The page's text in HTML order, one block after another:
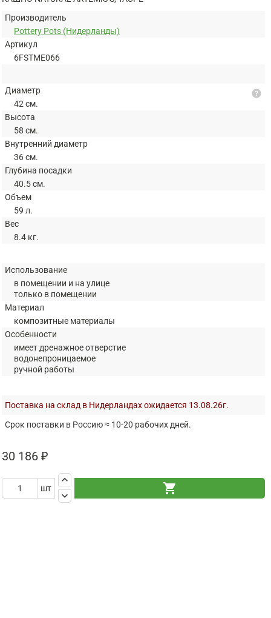
Производитель
Pottery Pots (Нидерланды)
Артикул
6FSTME066
Диаметр
42 см.
Высота
58 см.
Внутренний диаметр
36 см.
Глубина посадки
40.5 см.
Объем
59 л.
Вес
8.4 кг.
help
Использование
в помещении и на улице
только в помещении
Материал
композитные материалы
Особенности
имеет дренажное отверстие
водонепроницаемое
ручной работы
Поставка на склад в Нидерландах ожидается 13.08.26г.
Срок поставки в Россию ≈ 10-20 рабочих дней.
30 186 ₽
шт
keyboard_arrow_up
keyboard_arrow_down
shopping_cart